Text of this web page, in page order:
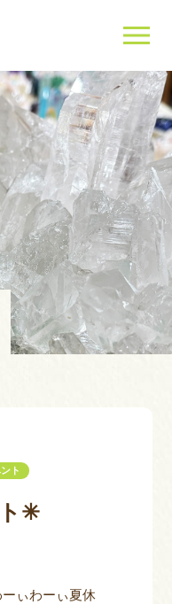
ト
✳︎
ぃわーぃ夏休
て
ら